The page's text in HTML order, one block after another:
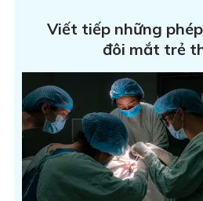
Viết tiếp những
đôi mắt trẻ